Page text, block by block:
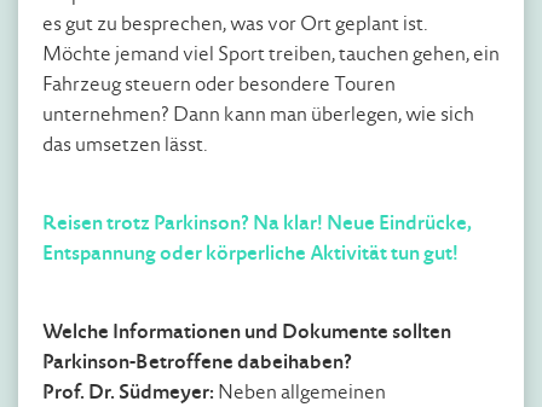
es gut zu besprechen, was vor Ort geplant ist.
Möchte jemand viel Sport treiben, tauchen gehen, ein
Fahrzeug steuern oder besondere Touren
unternehmen? Dann kann man überlegen, wie sich
das umsetzen lässt.
Reisen trotz Parkinson? Na klar! Neue Eindrücke,
Entspannung oder körperliche Aktivität tun gut!
Welche Informationen und Dokumente sollten
Parkinson-Betroffene dabeihaben?
Prof. Dr. Südmeyer: Neben allgemeinen